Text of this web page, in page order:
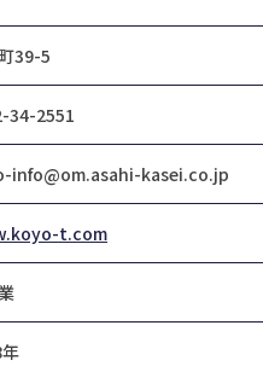
39-5
34-2551
info@om.asahi-kasei.co.jp
t.com